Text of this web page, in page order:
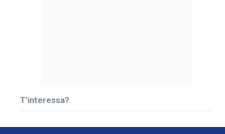
T’interessa?